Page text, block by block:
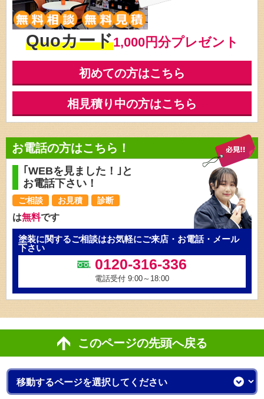
Quoカード1,000円分プレゼント
初めての方はこちら
相見積り中の方はこちら
お電話の方はこちら！
｢WEBを見ました！｣と
お電話下さい！
ご相談 お見積 診断
は無料です
塗装に関するご相談はお気軽にご来店・お電話・メール
下さい
0120-316-336
電話受付 9:00～18:00
このページの先頭へ戻る